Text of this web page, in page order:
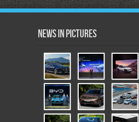
News in Pictures